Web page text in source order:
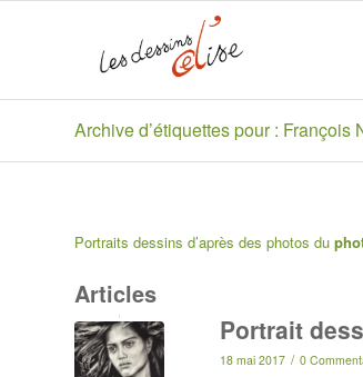
Archive d’étiquettes pour : François
Portraits dessins d’après des photos du
Articles
Portrait
18 mai 2017 / 0